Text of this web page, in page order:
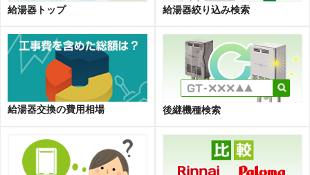
給湯器トップ 給湯器絞り込み検索
給湯器交換の費用相場 後継機種検索